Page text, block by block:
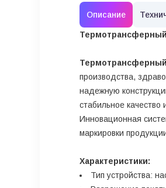
Описание
производства,
надежную
стабильное
Инновационная
маркировки
Характеристики:
Тип устройства: